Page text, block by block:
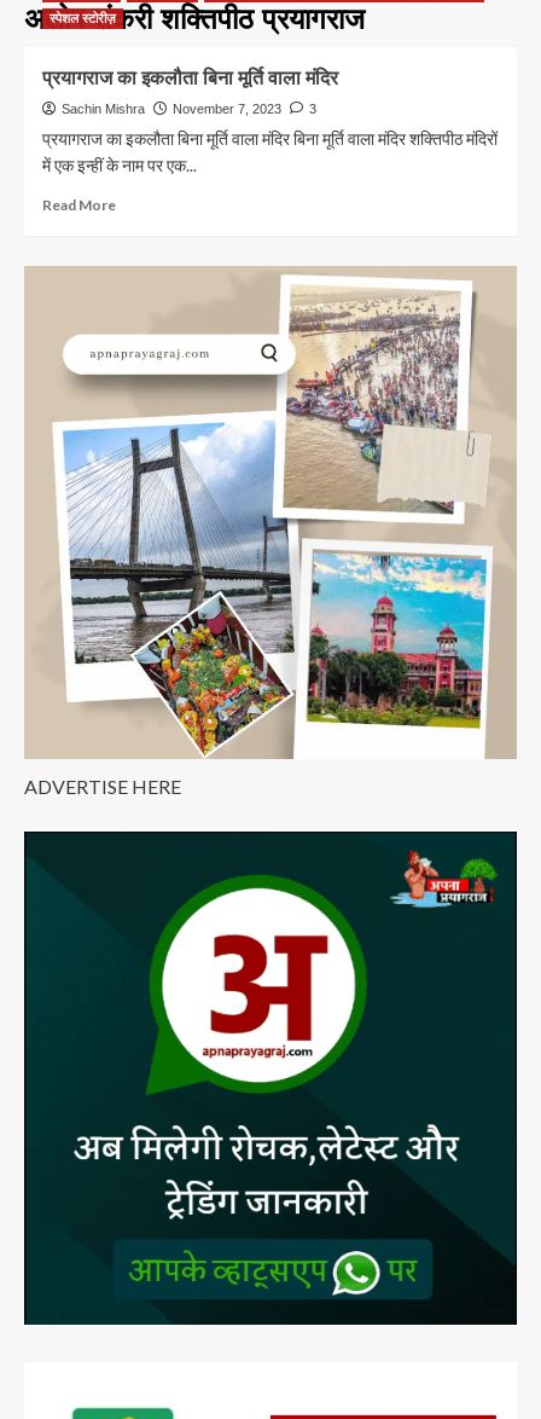
अलोप शंकरी शक्तिपीठ प्रयागराज
स्पेशल स्टोरीज़
प्रयागराज का इकलौता बिना मूर्ति वाला मंदिर
Sachin Mishra November 7, 2023 3
प्रयागराज का इकलौता बिना मूर्ति वाला मंदिर बिना मूर्ति वाला मंदिर शक्तिपीठ मंदिरों
में एक इन्हीं के नाम पर एक...
Read MoreRead
प्रयागराज
बिना
मूर्ति
वाला
ADVERTISE HERE